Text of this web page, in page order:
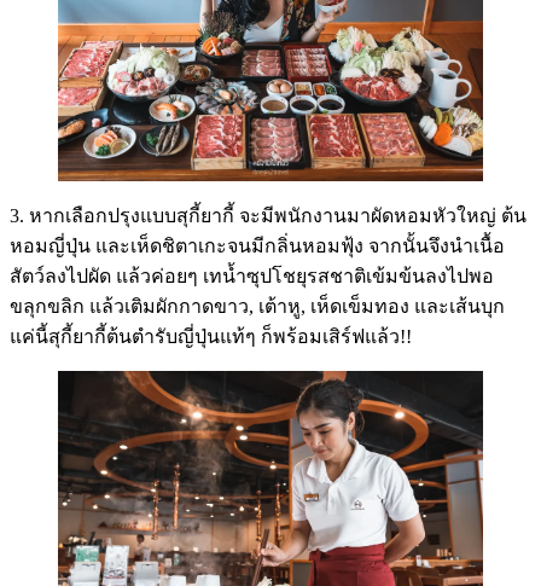
3. หากเลือกปรุงแบบสุกี้ยากี้ จะมีพนักงานมาผัดหอมหัวใหญ่ ต้น
หอมญี่ปุ่น และเห็ดชิตาเกะจนมีกลิ่นหอมฟุ้ง จากนั้นจึงนำเนื้อ
สัตว์ลงไปผัด แล้วค่อยๆ เทน้ำซุปโชยุรสชาติเข้มข้นลงไปพอ
ขลุกขลิก แล้วเติมผักกาดขาว, เต้าหู, เห็ดเข็มทอง และเส้นบุก
แค่นี้สุกี้ยากี้ต้นตำรับญี่ปุ่นแท้ๆ ก็พร้อมเสิร์ฟแล้ว!!